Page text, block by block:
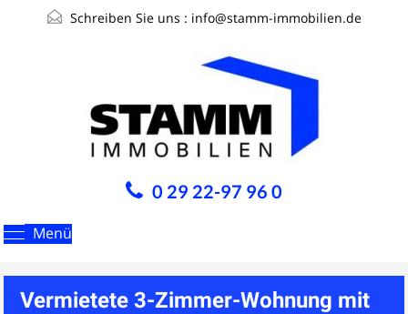
Schreiben Sie uns : info@stamm-immobilien.de
0 29 22-97 96 0
Menü
Vermietete 3-Zimmer-Wohnung mit